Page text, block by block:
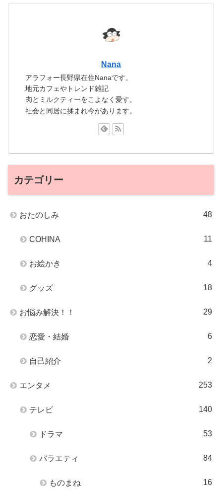
Nana
アラフォー長野県在住Nanaです。
地元カフェやトレンド雑記
肉とミルクティーをこよなく愛す。
社会と同居に揉まれ今があります。
カテゴリー
おたのしみ 48
COHINA 11
お絵かき 4
グッズ 18
お悩み解決！！ 29
恋愛・結婚 6
自己紹介 2
エンタメ 253
テレビ 140
ドラマ 53
バラエティ 84
ものまね 16